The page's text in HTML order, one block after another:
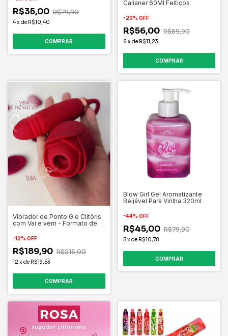
R$35,00 R$79,90
4xde R$10,40
Calianer 60Ml Feitiços
-20% OFF
R$56,00 R$69,90
6 xde R$11,23
Vibrador de Ponto G e Clitóris
com Vai e vem - Formato de
-12% OFF
R$189,90 R$215,00
12 xde R$19,53
Blow Girl Gel Aromatizante
Beijável Para Virilha 320ml
-44% OFF
R$45,00 R$79,90
5xde R$10,78